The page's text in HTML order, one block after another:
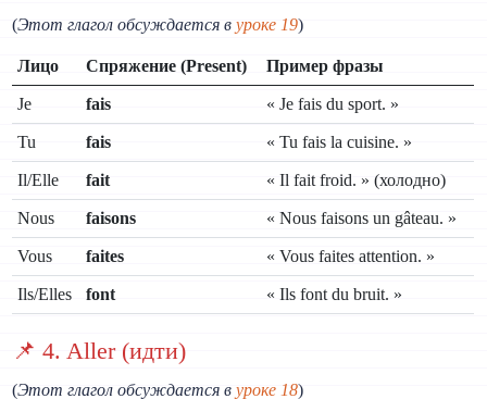
(Этот глагол обсуждается вуроке 19)
Лицо Спряжение (Present) Пример фразы
Je fais « Je fais du sport. »
Tu fais « Tu fais la cuisine. »
Il/Elle fait « Il fait froid. » (холодно)
Nous faisons « Nous faisons un gâteau. »
Vous faites « Vous faites attention. »
Ils/Elles font « Ils font du bruit. »
📌 4. Aller (идти)
(Этот глагол обсуждается вуроке 18)